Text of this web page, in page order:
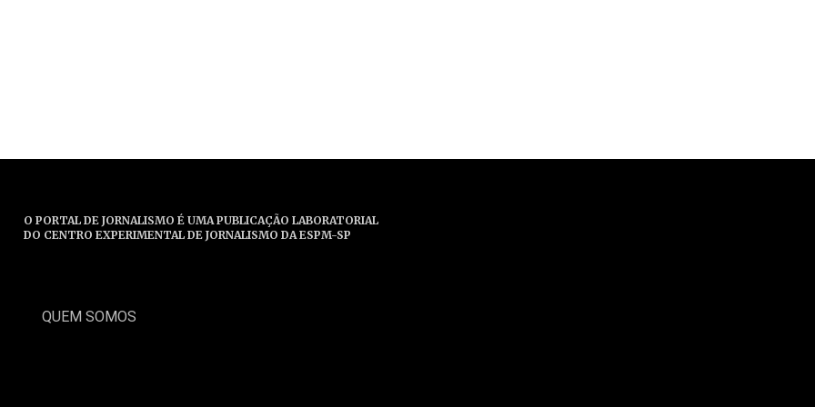
O PORTAL DE JORNALISMO É UMA PUBLICAÇÃO LABORATORIAL
DO CENTRO EXPERIMENTAL DE JORNALISMO DA ESPM-SP
QUEM SOMOS